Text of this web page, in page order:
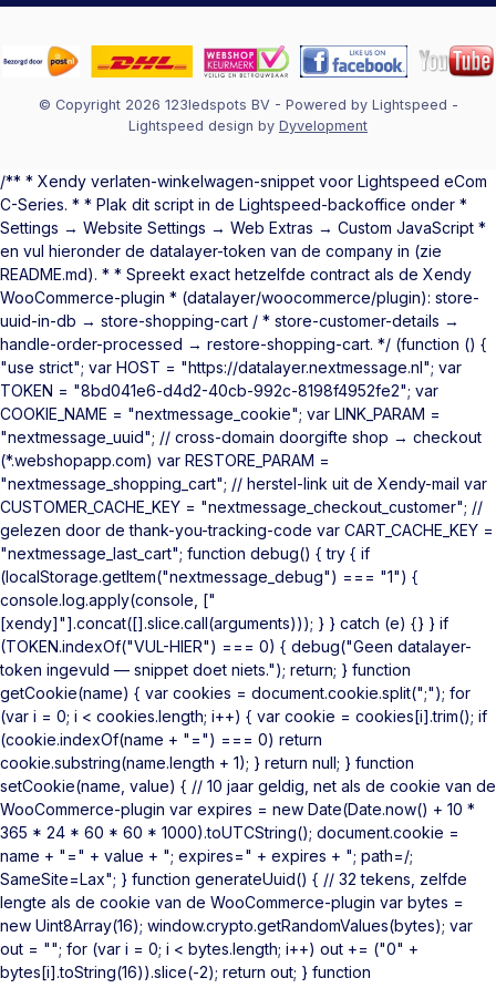
© Copyright 2026 123ledspots BV- Powered by Lightspeed -
Lightspeed design by Dyvelopment
/** * Xendy verlaten-winkelwagen-snippet voor Lightspeed eCom
C-Series. * * Plak dit script in de Lightspeed-backoffice onder *
Settings → Website Settings → Web Extras → Custom JavaScript *
en vul hieronder de datalayer-token van de company in (zie
README.md). * * Spreekt exact hetzelfde contract als de Xendy
WooCommerce-plugin * (datalayer/woocommerce/plugin): store-
uuid-in-db → store-shopping-cart / * store-customer-details →
handle-order-processed → restore-shopping-cart. */ (function () {
"use strict"; var HOST = "https://datalayer.nextmessage.nl"; var
TOKEN = "8bd041e6-d4d2-40cb-992c-8198f4952fe2"; var
COOKIE_NAME = "nextmessage_cookie"; var LINK_PARAM =
"nextmessage_uuid"; // cross-domain doorgifte shop → checkout
(*.webshopapp.com) var RESTORE_PARAM =
"nextmessage_shopping_cart"; // herstel-link uit de Xendy-mail var
CUSTOMER_CACHE_KEY = "nextmessage_checkout_customer"; //
gelezen door de thank-you-tracking-code var CART_CACHE_KEY =
"nextmessage_last_cart"; function debug() { try { if
(localStorage.getItem("nextmessage_debug") === "1") {
console.log.apply(console, ["
[xendy]"].concat([].slice.call(arguments))); } } catch (e) {} } if
(TOKEN.indexOf("VUL-HIER") === 0) { debug("Geen datalayer-
token ingevuld — snippet doet niets."); return; } function
getCookie(name) { var cookies = document.cookie.split(";"); for
(var i = 0; i < cookies.length; i++) { var cookie = cookies[i].trim(); if
(cookie.indexOf(name + "=") === 0) return
cookie.substring(name.length + 1); } return null; } function
setCookie(name, value) { // 10 jaar geldig, net als de cookie van de
WooCommerce-plugin var expires = new Date(Date.now() + 10 *
365 * 24 * 60 * 60 * 1000).toUTCString(); document.cookie =
name + "=" + value + "; expires=" + expires + "; path=/;
SameSite=Lax"; } function generateUuid() { // 32 tekens, zelfde
lengte als de cookie van de WooCommerce-plugin var bytes =
new Uint8Array(16); window.crypto.getRandomValues(bytes); var
out = ""; for (var i = 0; i < bytes.length; i++) out += ("0" +
bytes[i].toString(16)).slice(-2); return out; } function